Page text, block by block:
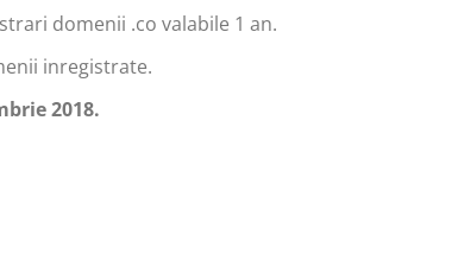
domenii .co valabile 1 an.
inregistrate.
2018.